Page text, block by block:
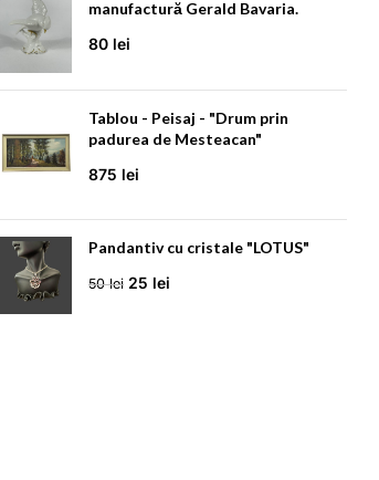
manufactură Gerald Bavaria.
80 lei
Tablou - Peisaj - "Drum prin
padurea de Mesteacan"
875 lei
Pandantiv cu cristale "LOTUS"
50lei 25 lei